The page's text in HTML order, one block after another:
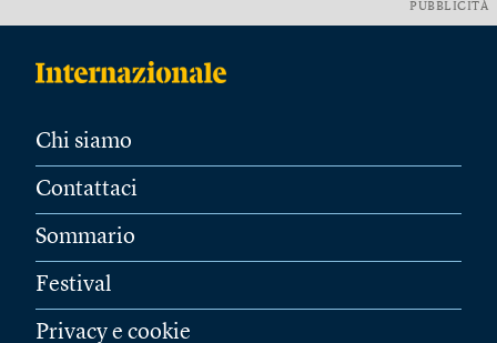
PUBBLICITÀ
Chi siamo
Contattaci
Sommario
Festival
Privacy e cookie